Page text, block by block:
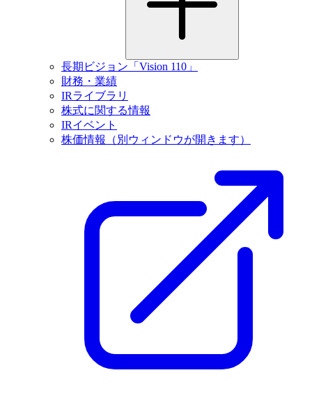
長期ビジョン「Vision 110」
財務・業績
IRライブラリ
株式に関する情報
IRイベント
株価情報
（別ウィンドウが開きます）